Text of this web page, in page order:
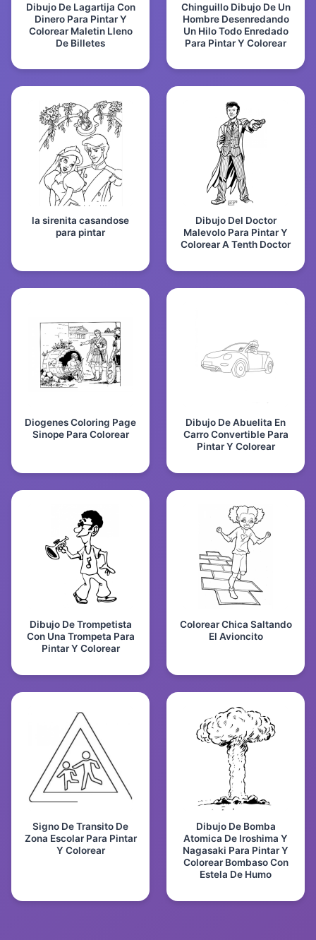
Dibujo De Lagartija Con
Dinero Para Pintar Y
Colorear Maletin Lleno
De Billetes
Chinguillo Dibujo De Un
Hombre Desenredando
Un Hilo Todo Enredado
Para Pintar Y Colorear
la sirenita casandose
para pintar
Dibujo Del Doctor
Malevolo Para Pintar Y
Colorear A Tenth Doctor
Diogenes Coloring Page
Sinope Para Colorear
Dibujo De Abuelita En
Carro Convertible Para
Pintar Y Colorear
Dibujo De Trompetista
Con Una Trompeta Para
Pintar Y Colorear
Colorear Chica Saltando
El Avioncito
Signo De Transito De
Zona Escolar Para Pintar
Y Colorear
Dibujo De Bomba
Atomica De Iroshima Y
Nagasaki Para Pintar Y
Colorear Bombaso Con
Estela De Humo